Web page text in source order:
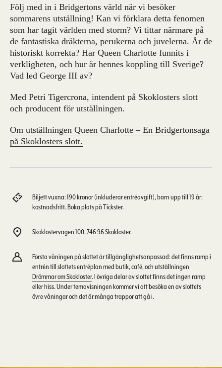
Följ med in i Bridgertons värld när vi besöker
sommarens utställning! Kan vi förklara detta fenomen
som har tagit världen med storm? Vi tittar närmare på
de fantastiska dräkterna, perukerna och juvelerna. Är de
historiskt korrekta? Har Queen Charlotte funnits i
verkligheten, och hur är hennes koppling till Sverige?
Vad led George III av?
Med Petri Tigercrona, intendent på Skoklosters slott
och producent för utställningen.
Om utställningen Queen Charlotte – En Bridgertonsaga
på Skoklosters slott.
Biljett vuxna: 190 kronor (inkluderar entréavgift), barn upp till 19 år:
kostnadsfritt. Boka plats på Tickster.
Skoklostervägen 100, 746 96 Skokloster.
Första våningen på slottet är tillgänglighetsanpassad: det finns ramp i
entrén till slottets entréplan med butik, café, och utställningen
Drömmar om Skokloster. I övriga delar av slottet finns det ingen ramp
eller hiss. Under temavisningen kommer vi att besöka en av slottets
övre våningar och det är många trappor att gå i.